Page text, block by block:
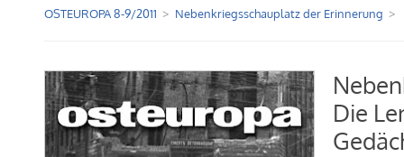
OSTEUROPA 8-9/2011 Nebenkriegsschauplatz der Erinnerung
Die